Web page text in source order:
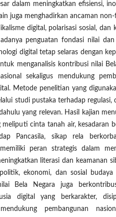
dalam meningkatkan efisiensi,
juga menghadirkan ancaman
digital, polarisasi sosial, dan
penguatan fondasi nilai
digital tetap selaras dengan
menganalisis kontribusi nilai
sekaligus mendukung
Metode penelitian yang
studi pustaka terhadap regulasi,
yang relevan. Hasil kajian
cinta tanah air, kesadaran
Pancasila, sikap rela
peran strategis dalam
literasi dan keamanan
ekonomi, dan sosial
Bela Negara juga
digital yang berkarakter,
pembangunan